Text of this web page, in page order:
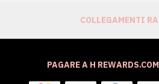
COLLEGAMENTI
PAGARE A H